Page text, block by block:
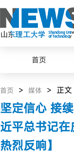
首页
首页 > 媒体 > 正文
坚定信心 接
近平总书记
热烈反响】